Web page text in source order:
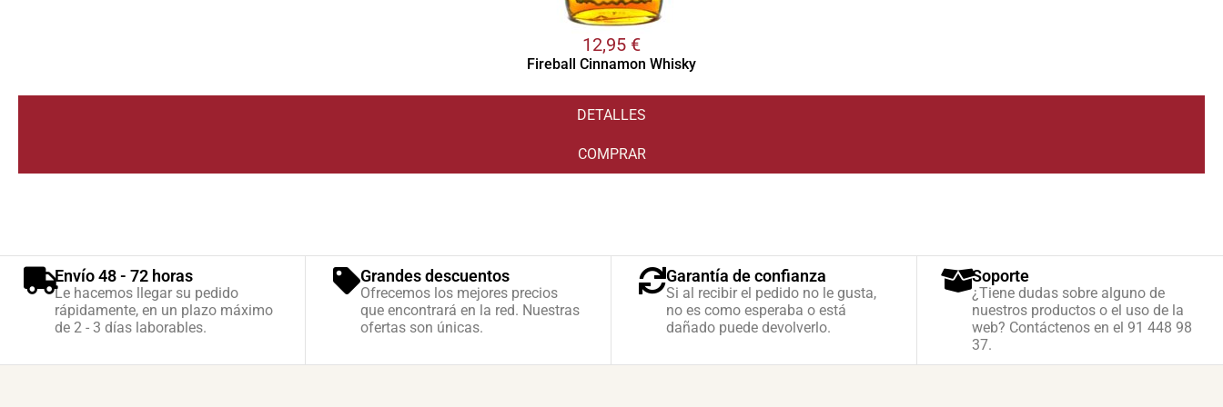
12,95 €
Fireball Cinnamon Whisky
DETALLES
COMPRAR
Envío 48 - 72 horas
Le hacemos llegar su pedido
rápidamente, en un plazo máximo
de 2 - 3 días laborables.
Grandes descuentos
Ofrecemos los mejores precios
que encontrará en la red. Nuestras
ofertas son únicas.
Garantía de confianza
Si al recibir el pedido no le gusta,
no es como esperaba o está
dañado puede devolverlo.
Soporte
¿Tiene dudas sobre alguno de
nuestros productos o el uso de la
web? Contáctenos en el 91 448 98
37.